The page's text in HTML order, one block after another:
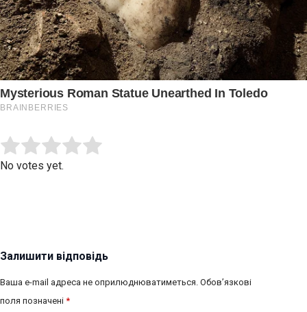
Rate this item:
No votes yet.
Залишити відповідь
Ваша e-mail адреса не оприлюднюватиметься. Обов’язкові
поля позначені *